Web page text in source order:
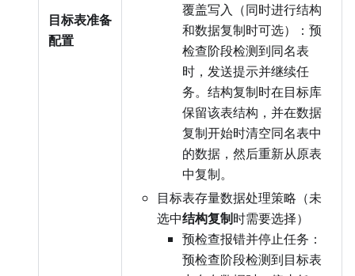
目标表准备
配置
覆盖写入（同时进行结构
和数据复制时可选）：预
检查阶段检测到同名表
时，发送提示并继续任
务。结构复制时在目标库
保留该表结构，并在数据
复制开始时清空同名表中
的数据，然后重新从原表
中复制。
目标表存量数据处理策略（未
选中结构复制时需要选择）
预检查报错并停止任务：
预检查阶段检测到目标表